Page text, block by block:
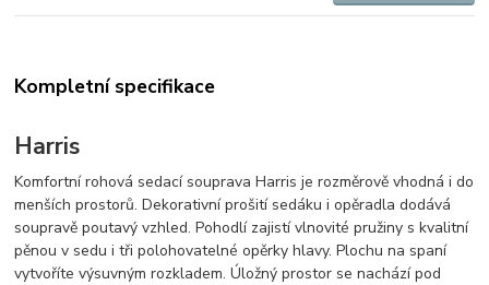
Kompletní specifikace
Harris
Komfortní rohová sedací souprava Harris je rozměrově vhodná i do
menších prostorů. Dekorativní prošití sedáku i opěradla dodává
soupravě poutavý vzhled. Pohodlí zajistí vlnovité pružiny s kvalitní
pěnou v sedu i tři polohovatelné opěrky hlavy. Plochu na spaní
vytvoříte výsuvným rozkladem. Úložný prostor se nachází pod